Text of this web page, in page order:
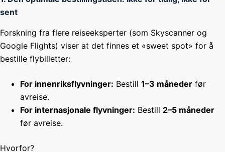
sent
Forskning fra flere reiseeksperter (som Skyscanner og
Google Flights) viser at det finnes et «sweet spot» for å
bestille flybilletter:
For innenriksflyvninger: Bestill 1–3 måneder før
avreise.
For internasjonale flyvninger: Bestill 2–5 måneder
før avreise.
Hvorfor?